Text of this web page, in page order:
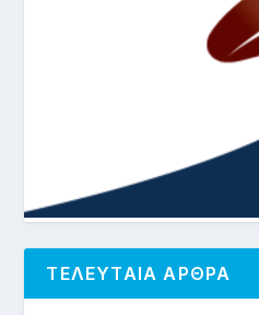
ΤΕΛΕΥΤΑΙΑ ΑΡΘΡΑ